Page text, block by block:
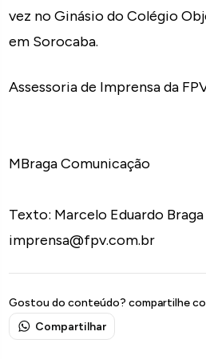
vez no Ginásio do Colégio
em Sorocaba.
Assessoria de Imprensa da
MBraga Comunicação
Texto: Marcelo Eduardo
imprensa@fpv.com.br
Gostou do conteúdo? compartilhe
Compartilhar